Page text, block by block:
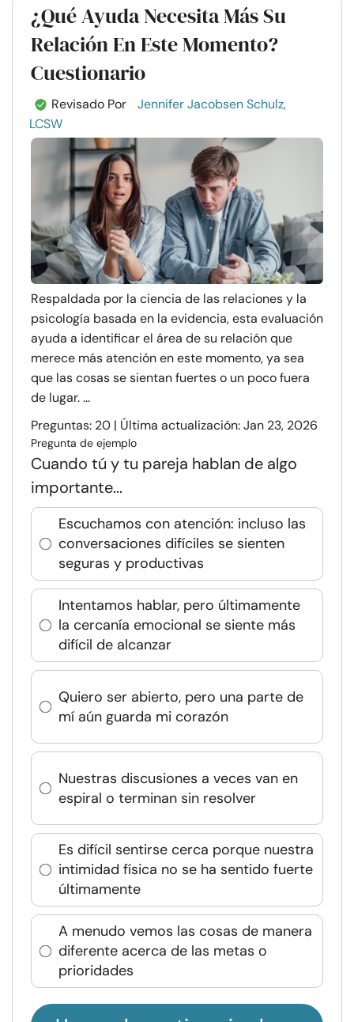
¿Qué Ayuda Necesita Más Su
Relación En Este Momento?
Cuestionario
Revisado Por
Jennifer Jacobsen Schulz,
LCSW
Respaldada por la ciencia de las relaciones y la
psicología basada en la evidencia, esta evaluación
ayuda a identificar el área de su relación que
merece más atención en este momento, ya sea
que las cosas se sientan fuertes o un poco fuera
de lugar. ...
Preguntas: 20 | Última actualización: Jan 23, 2026
Pregunta de ejemplo
Cuando tú y tu pareja hablan de algo
importante...
Escuchamos con atención: incluso las
conversaciones difíciles se sienten
seguras y productivas
Intentamos hablar, pero últimamente
la cercanía emocional se siente más
difícil de alcanzar
Quiero ser abierto, pero una parte de
mí aún guarda mi corazón
Nuestras discusiones a veces van en
espiral o terminan sin resolver
Es difícil sentirse cerca porque nuestra
intimidad física no se ha sentido fuerte
últimamente
A menudo vemos las cosas de manera
diferente acerca de las metas o
prioridades